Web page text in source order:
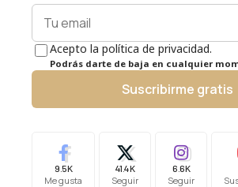
Acepto la política de privacidad.
Podrás darte de baja en cualquier
Suscribirme gratis
9.5K
Me gusta
41.4K
Seguir
6.6K
Seguir